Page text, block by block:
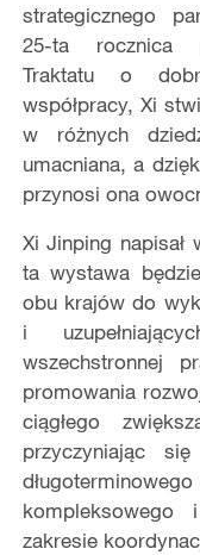
strategicznego
25-ta rocznica
Traktatu o
współpracy, Xi
w różnych
umacniana, a
przynosi ona
Xi Jinping
ta wystawa
obu krajów do
i
wszechstronnej
promowania
ciągłego
przyczyniając
kompleksowego
zakresie